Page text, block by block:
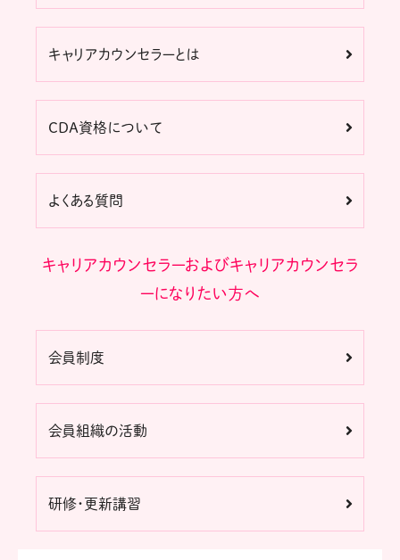
キャリアカウンセラーとは
CDA資格について
よくある質問
キャリアカウンセラーおよびキャリアカウンセラ
ーになりたい方へ
会員制度
会員組織の活動
研修・更新講習